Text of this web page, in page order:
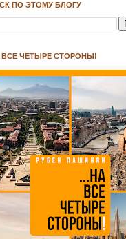
ПО ЭТОМУ БЛОГУ
ВСЕ ЧЕТЫРЕ СТОРОНЫ!